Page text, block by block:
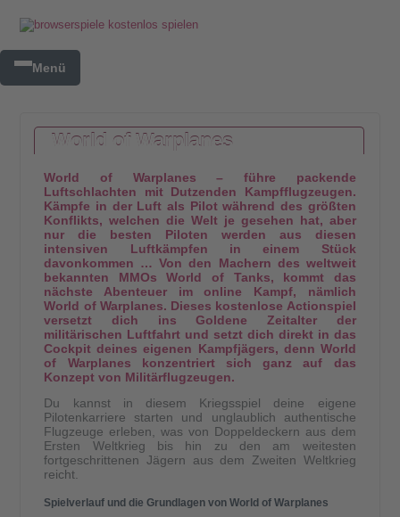
Menü
World of Warplanes
World of Warplanes – führe packende
Luftschlachten mit Dutzenden Kampfflugzeugen.
Kämpfe in der Luft als Pilot während des größten
Konflikts, welchen die Welt je gesehen hat, aber
nur die besten Piloten werden aus diesen
intensiven Luftkämpfen in einem Stück
davonkommen … Von den Machern des weltweit
bekannten MMOs World of Tanks, kommt das
nächste Abenteuer im online Kampf, nämlich
World of Warplanes. Dieses kostenlose Actionspiel
versetzt dich ins Goldene Zeitalter der
militärischen Luftfahrt und setzt dich direkt in das
Cockpit deines eigenen Kampfjägers, denn World
of Warplanes konzentriert sich ganz auf das
Konzept von Militärflugzeugen.
Du kannst in diesem Kriegsspiel deine eigene
Pilotenkarriere starten und unglaublich authentische
Flugzeuge erleben, was von Doppeldeckern aus dem
Ersten Weltkrieg bis hin zu den am weitesten
fortgeschrittenen Jägern aus dem Zweiten Weltkrieg
reicht.
Spielverlauf und die Grundlagen von World of Warplanes